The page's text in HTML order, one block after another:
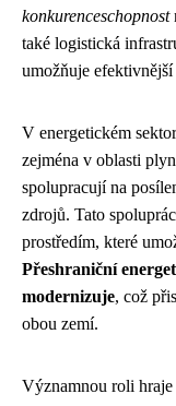
konkurenceschopnost
také logistická
umožňuje
V energetickém
zejména v oblasti
spolupracují na
zdrojů. Tato
prostředím, které
Přeshraniční
modernizuje, což
obou zemí.
Významnou roli hraje